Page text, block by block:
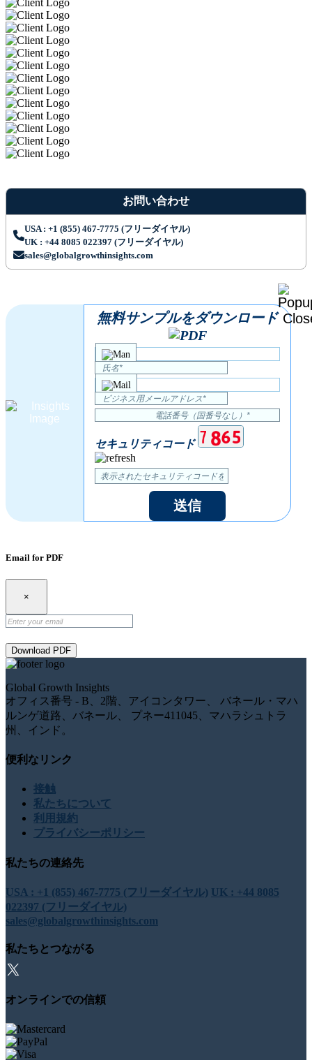
お問い合わせ
USA : +1 (855) 467-7775 (フリーダイヤル)
UK : +44 8085 022397 (フリーダイヤル)
sales@globalgrowthinsights.com
無料サンプルをダウンロード
セキュリティコード
送信
Email for PDF
×
Download PDF
Global Growth Insights
オフィス番号 - B、2階、アイコンタワー、 バネール・マハ
ルンゲ道路、バネール、 プネー411045、マハラシュトラ
州、インド。
便利なリンク
接触
私たちについて
利用規約
プライバシーポリシー
私たちの連絡先
USA : +1 (855) 467-7775 (フリーダイヤル) UK : +44 8085
022397 (フリーダイヤル)
sales@globalgrowthinsights.com
私たちとつながる
オンラインでの信頼